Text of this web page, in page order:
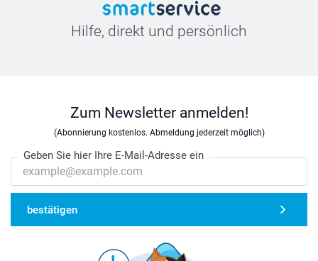
Hilfe, direkt und persönlich
Zum Newsletter anmelden!
(Abonnierung kostenlos. Abmeldung jederzeit möglich)
Geben Sie hier Ihre E-Mail-Adresse ein
bestätigen